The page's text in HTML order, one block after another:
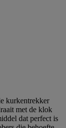
kurkentrekker
met de klok
dat perfect is